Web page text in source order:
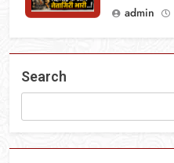
admin
Search